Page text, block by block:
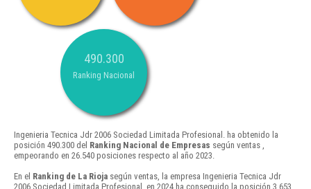
490.300
Ranking Nacional
Ingenieria Tecnica Jdr 2006 Sociedad Limitada Profesional. ha obtenido la
posición 490.300 del Ranking Nacional de Empresas según ventas ,
empeorando en 26.540 posiciones respecto al año 2023.
En el Ranking de La Rioja según ventas, la empresa Ingenieria Tecnica Jdr
2006 Sociedad Limitada Profesional. en 2024 ha conseguido la posición 3.653 ,